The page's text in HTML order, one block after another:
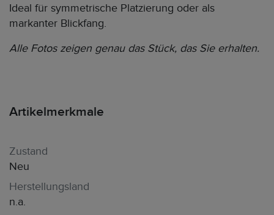
Ideal für symmetrische Platzierung oder als
markanter Blickfang.
Alle Fotos zeigen genau das Stück, das Sie erhalten.
Artikelmerkmale
Zustand
Neu
Herstellungsland
n.a.